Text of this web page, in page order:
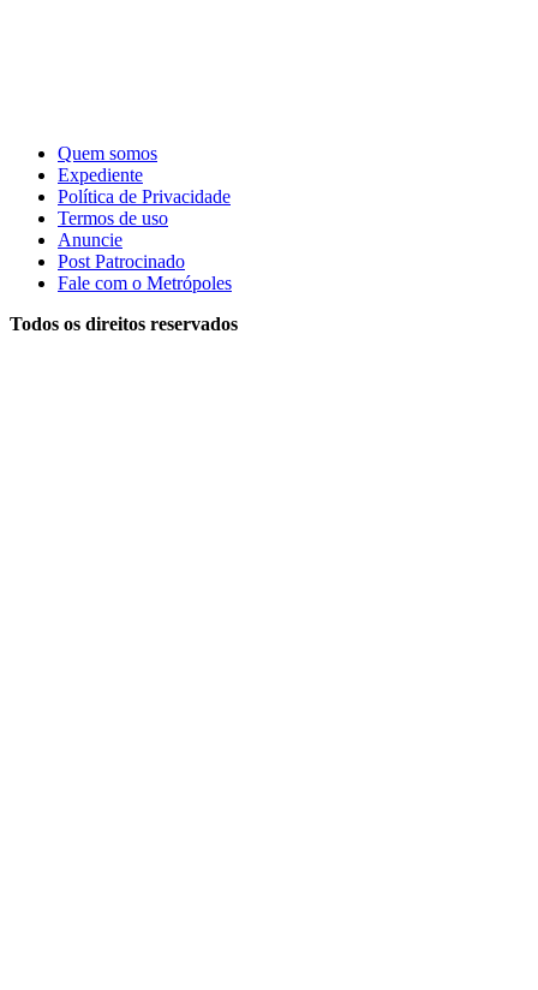
Quem somos
Expediente
Política de Privacidade
Termos de uso
Anuncie
Post Patrocinado
Fale com o Metrópoles
Todos os direitos reservados